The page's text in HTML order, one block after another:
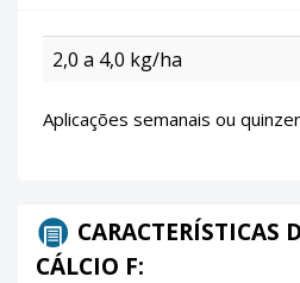
2,0 a 4,0 kg/ha
Aplicações semanais ou
CARACTERÍSTICAS
CÁLCIO F: